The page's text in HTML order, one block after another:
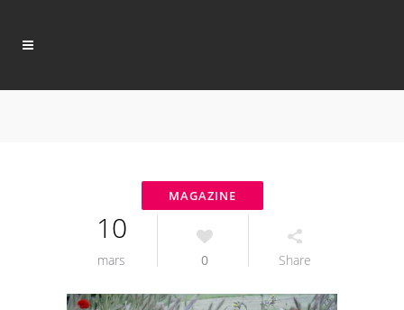
10
mars 0 Share